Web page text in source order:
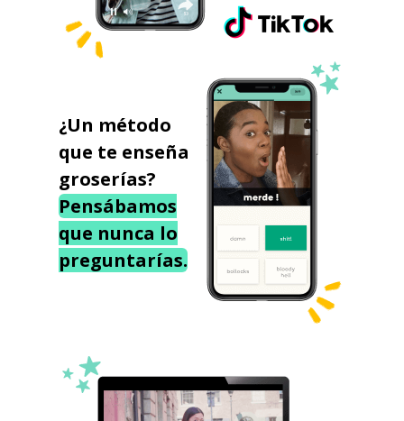
¿Un método
que te enseña
groserías?
Pensábamos
que nunca lo
preguntarías.